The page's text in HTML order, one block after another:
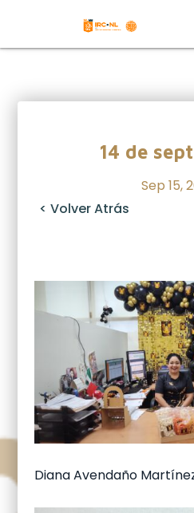
14 de
Sep 15,
< Volver Atrás
Diana Avendaño